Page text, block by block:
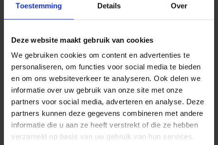
Toestemming Details Over
Deze website maakt gebruik van cookies
We gebruiken cookies om content en advertenties te
personaliseren, om functies voor social media te bieden
en om ons websiteverkeer te analyseren. Ook delen we
informatie over uw gebruik van onze site met onze
partners voor social media, adverteren en analyse. Deze
partners kunnen deze gegevens combineren met andere
informatie die u aan ze heeft verstrekt of die ze hebben
verzameld op basis van uw gebruik van hun services.
- en willen leren hoe ze beter met hun
De Basis-VERS binnen Centiv is niet geschikt bij
ernstige crisisgevoeligheid, zware agressie of als er
onvoldoende draagkracht is om wekelijks deel te
nemen en dagelijks te oefenen. Ook als er sprake is
van complexe problematiek kan een intensievere
behandeling nodig zijn. Of iemand geschikt is kan